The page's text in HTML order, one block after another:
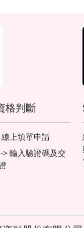
格判斷
上填單申請
輸入驗證碼及交